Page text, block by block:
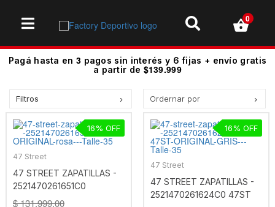
Pagá hasta en 3 pagos sin interés y 6 fijas + envío gratis
a partir de $139.999
0
Filtros
Ordernar por
Precio más alto.
Los más vendidos
A - Z
47 Street
47 STREET ZAPATILLAS -
2521470261651C0
ORIGINAL ROSA
$ 131.999,00
16
47 Street
47 STREET ZAPATILLAS -
2521470261624C0 47ST
16